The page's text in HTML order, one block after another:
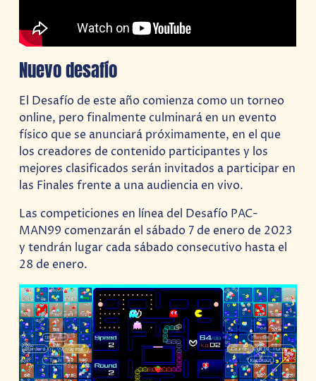
Nuevo desafío
El Desafío de este año comienza como un torneo
online, pero finalmente culminará en un evento
físico que se anunciará próximamente, en el que
los creadores de contenido participantes y los
mejores clasificados serán invitados a participar en
las Finales frente a una audiencia en vivo.
Las competiciones en línea del Desafío PAC-
MAN99 comenzarán el sábado 7 de enero de 2023
y tendrán lugar cada sábado consecutivo hasta el
28 de enero.